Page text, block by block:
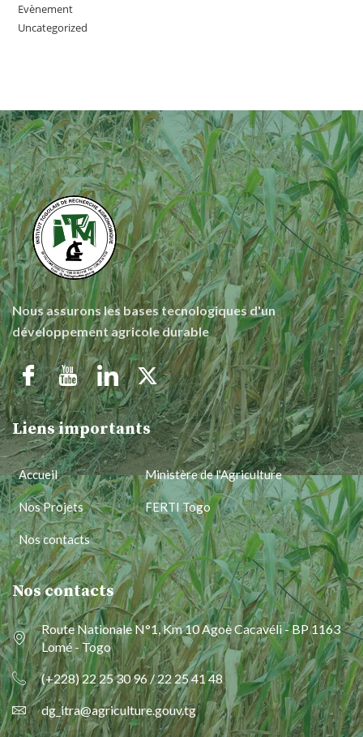
Evènement
Uncategorized
Nous assurons les bases tecnologiques d'un
développement agricole durable
Liens importants
Accueil
Nos Projets
Nos contacts
Ministère de l'Agriculture
FERTI Togo
Nos contacts
Route Nationale N°1, Km 10 Agoè Cacavéli - BP 1163
Lomé - Togo
(+228) 22 25 30 96 / 22 25 41 48
dg_itra@agriculture.gouv.tg